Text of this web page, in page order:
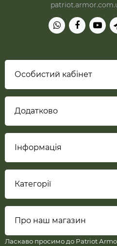
Особистий кабінет
Додатково
Інформація
Категорії
Про наш магазин
Ласкаво просимо до Patriot